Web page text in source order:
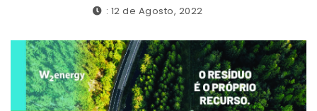
: 12 de Agosto, 2022